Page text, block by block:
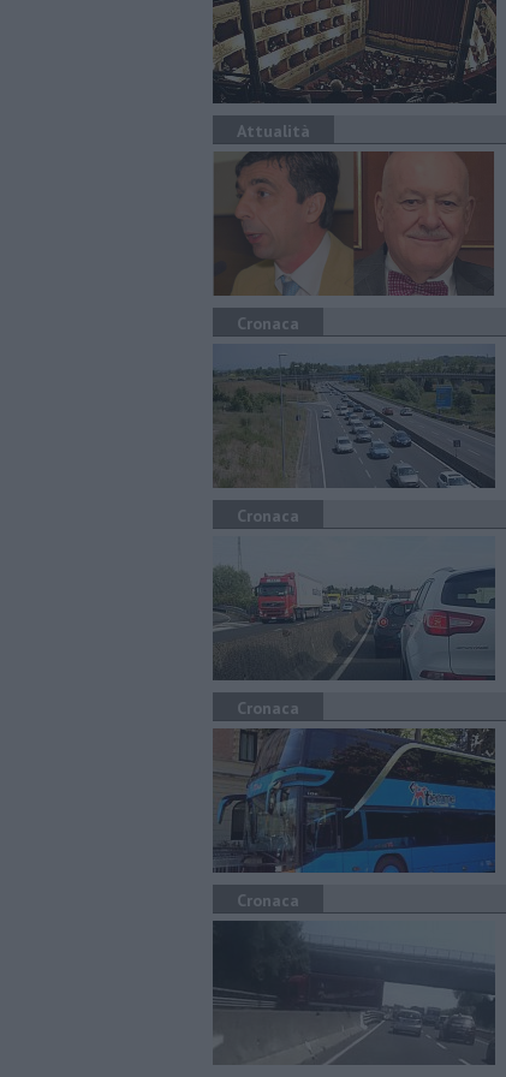
Attualità
Cronaca
Cronaca
Cronaca
Cronaca